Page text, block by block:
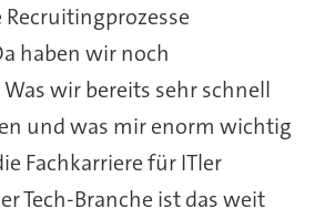
haben wir noch
wir bereits sehr schnell
und was mir enorm wichtig
Fachkarriere für ITler
Tech-Branche ist das weit